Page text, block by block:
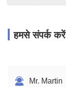
हमसे संपर्क करें
Mr. Martin